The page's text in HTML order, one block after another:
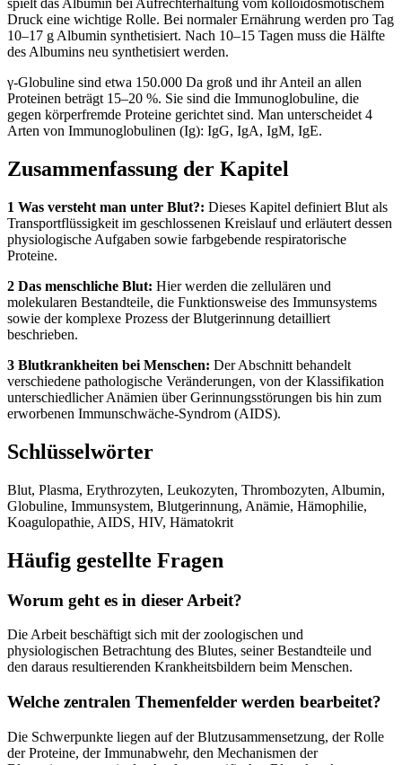
spielt das Albumin bei Aufrechterhaltung vom kolloidosmotischem
Druck eine wichtige Rolle. Bei normaler Ernährung werden pro Tag
10–17 g Albumin synthetisiert. Nach 10–15 Tagen muss die Hälfte
des Albumins neu synthetisiert werden.
γ-Globuline sind etwa 150.000 Da groß und ihr Anteil an allen
Proteinen beträgt 15–20 %. Sie sind die Immunoglobuline, die
gegen körperfremde Proteine gerichtet sind. Man unterscheidet 4
Arten von Immunoglobulinen (Ig): IgG, IgA, IgM, IgE.
Zusammenfassung der Kapitel
1 Was versteht man unter Blut?: Dieses Kapitel definiert Blut als
Transportflüssigkeit im geschlossenen Kreislauf und erläutert dessen
physiologische Aufgaben sowie farbgebende respiratorische
Proteine.
2 Das menschliche Blut: Hier werden die zellulären und
molekularen Bestandteile, die Funktionsweise des Immunsystems
sowie der komplexe Prozess der Blutgerinnung detailliert
beschrieben.
3 Blutkrankheiten bei Menschen: Der Abschnitt behandelt
verschiedene pathologische Veränderungen, von der Klassifikation
unterschiedlicher Anämien über Gerinnungsstörungen bis hin zum
erworbenen Immunschwäche-Syndrom (AIDS).
Schlüsselwörter
Blut, Plasma, Erythrozyten, Leukozyten, Thrombozyten, Albumin,
Globuline, Immunsystem, Blutgerinnung, Anämie, Hämophilie,
Koagulopathie, AIDS, HIV, Hämatokrit
Häufig gestellte Fragen
Worum geht es in dieser Arbeit?
Die Arbeit beschäftigt sich mit der zoologischen und
physiologischen Betrachtung des Blutes, seiner Bestandteile und
den daraus resultierenden Krankheitsbildern beim Menschen.
Welche zentralen Themenfelder werden bearbeitet?
Die Schwerpunkte liegen auf der Blutzusammensetzung, der Rolle
der Proteine, der Immunabwehr, den Mechanismen der